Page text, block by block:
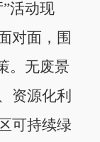
活动现
对面，围
。无废景
资源化利
可持续绿